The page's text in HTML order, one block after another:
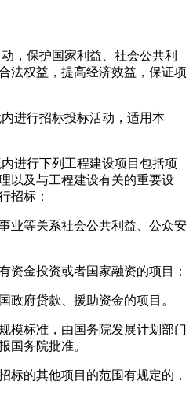
，保护国家利益、社会公共利
法权益，提高经济效益，保证项
进行招标投标活动，适用本
进行下列工程建设项目包括项
以及与工程建设有关的重要设
招标：
业等关系社会公共利益、公众安
资金投资或者国家融资的项目；
政府贷款、援助资金的项目。
模标准，由国务院发展计划部门
国务院批准。
标的其他项目的范围有规定的，